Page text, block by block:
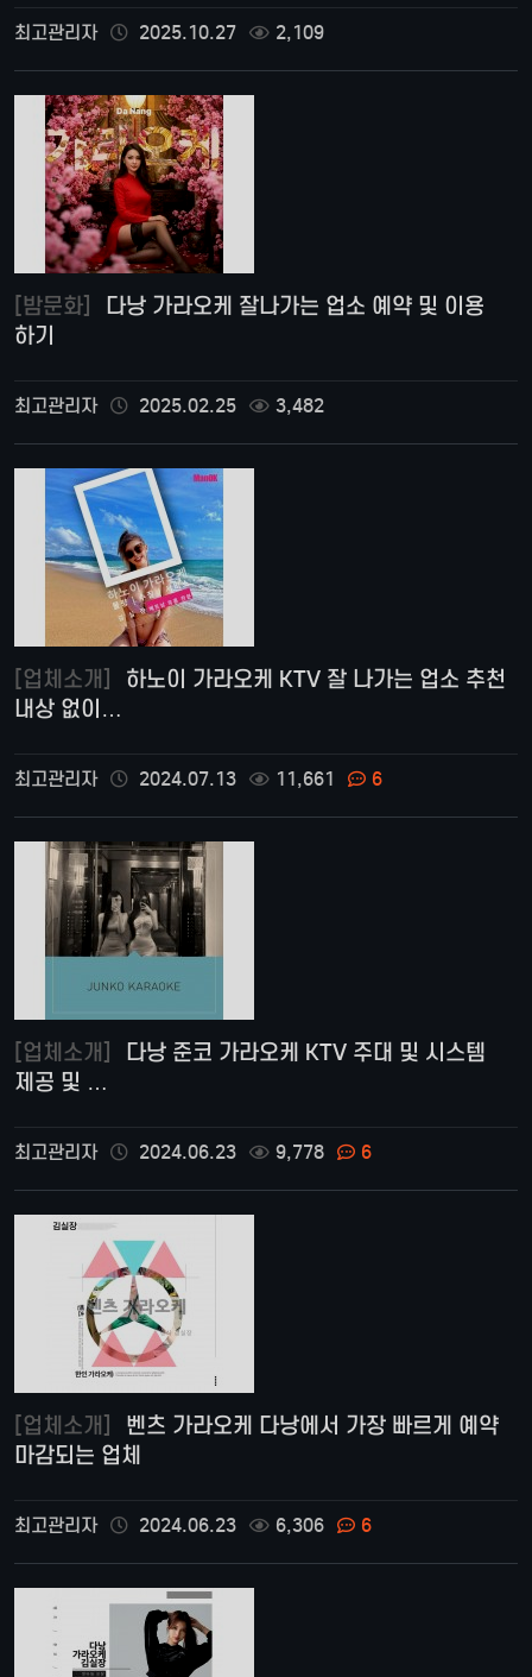
최고관리자 2025.10.27 2,109
[밤문화]
하기
최고관리자 2025.02.25 3,482
[업체소개]
내상 없이…
최고관리자 2024.07.13 11,661 6
[업체소개]
제공 및 …
최고관리자 2024.06.23 9,778 6
[업체소개]
마감되는 업체
최고관리자 2024.06.23 6,306 6